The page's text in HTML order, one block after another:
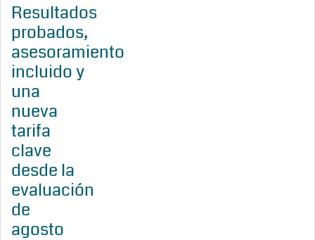
Resultados
probados,
asesoramiento
incluido y
una
nueva
tarifa
clave
desde la
evaluación
de
agosto